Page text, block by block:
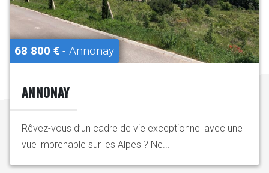
68 800 € - Annonay
ANNONAY
Rêvez-vous d’un cadre de vie exceptionnel avec une
vue imprenable sur les Alpes ? Ne...